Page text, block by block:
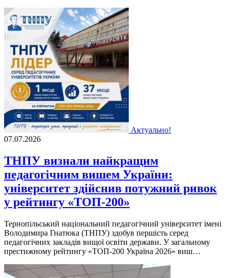
Актуально!
07.07.2026
ТНПУ визнали найкращим
педагогічним вишем України:
університет здійснив потужний ривок
у рейтингу «ТОП-200»
Тернопільський національний педагогічний університет імені
Володимира Гнатюка (ТНПУ) здобув першість серед
педагогічних закладів вищої освіти держави. У загальному
престижному рейтингу «ТОП-200 Україна 2026» виш…